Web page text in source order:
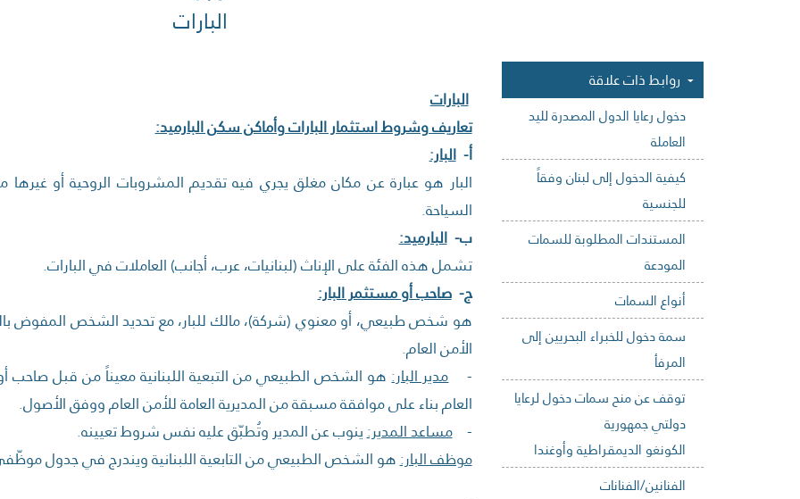
البارات
روابط ذات علاقة
دخول رعايا الدول المصدرة لليد
العاملة
كيفية الدخول إلى لبنان وفقاً
للجنسية
المستندات المطلوبة للسمات
المودعة
أنواع السمات
سمة دخول للخبراء البحريين إلى
المرفأ
توقف عن منح سمات دخول لرعايا
دولتي جمهورية
الكونغو الديمقراطية وأوغندا
الفنانين/الفنانات
البارات
تعاريف وشروط استثمار البارات وأماكن سكن البارميد:
‌أ-البار:
البار هو عبارة عن مكان مغلق يجري فيه تقديم المشروبات الروحية أو
السياحة.
‌ب-البارميد:
تشمل هذه الفئة على الإناث (لبنانيات، عرب، أجانب) العاملات في البارات.
‌ج-صاحب أو مستثمر البار:
هو شخص طبيعي، أو معنوي (شركة)، مالك للبار، مع تحديد الشخص المفوض
الأمن العام.
-مدير البار:هو الشخص الطبيعي من التبعية اللبنانية معيناً من قبل صاحب
العام بناء على موافقة مسبقة من المديرية العامة للأمن العام ووفق الأصول.
-مساعد المدير:ينوب عن المدير وتُطبّق عليه نفس شروط تعيينه.
موظف البار:هو الشخص الطبيعي من التابعية اللبنانية ويندرج في جدول